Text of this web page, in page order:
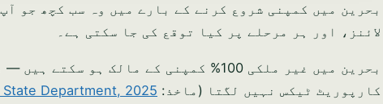
بحرین میں کمپنی شروع کرنے کے بارے میں وہ سب کچھ جو
لائنز، اور ہر مرحلے پر کیا توقع کی جا سکتی ہے۔
بحرین میں غیر ملکی 100% کمپنی کے
کارپوریٹ ٹیکس نہیں لگتا (ماخذ: State Department, 2025